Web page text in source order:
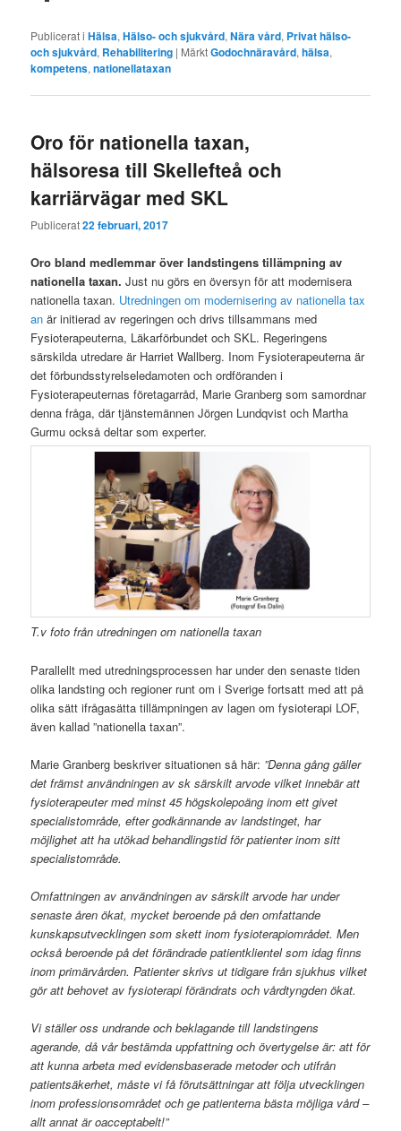
Publicerat i Hälsa,Hälso- och sjukvård,Nära vård, Privat hälso-
och sjukvård, Rehabilitering | MärktGodochnäravård,hälsa,
kompetens,nationellataxan
Oro för nationella taxan,
hälsoresa till Skellefteå och
karriärvägar med SKL
Publicerat22 februari, 2017
Oro bland medlemmar över landstingens tillämpning av
nationella taxan.Just nu görs en översyn för att modernisera
nationella taxan. Utredningen om modernisering av nationella tax
an är initierad av regeringen och drivs tillsammans med
Fysioterapeuterna, Läkarförbundet och SKL. Regeringens
särskilda utredare är Harriet Wallberg. Inom Fysioterapeuterna är
det förbundsstyrelseledamoten och ordföranden i
Fysioterapeuternas företagarråd, Marie Granberg som samordnar
denna fråga, där tjänstemännen Jörgen Lundqvist och Martha
Gurmu också deltar som experter.
T.v foto från utredningen om nationella taxan
Parallellt med utredningsprocessen har under den senaste tiden
olika landsting och regioner runt om i Sverige fortsatt med att på
olika sätt ifrågasätta tillämpningen av lagen om fysioterapi LOF,
även kallad ”nationella taxan”.
Marie Granberg beskriver situationen så här: ”Denna gång gäller
det främst användningen av sk särskilt arvode vilket innebär att
fysioterapeuter med minst 45 högskolepoäng inom ett givet
specialistområde, efter godkännande av landstinget, har
möjlighet att ha utökad behandlingstid för patienter inom sitt
specialistområde.
Omfattningen av användningen av särskilt arvode har under
senaste åren ökat, mycket beroende på den omfattande
kunskapsutvecklingen som skett inom fysioterapiområdet. Men
också beroende på det förändrade patientklientel som idag finns
inom primärvården. Patienter skrivs ut tidigare från sjukhus vilket
gör att behovet av fysioterapi förändrats och vårdtyngden ökat.
Vi ställer oss undrande och beklagande till landstingens
agerande, då vår bestämda uppfattning och övertygelse är: att för
att kunna arbeta med evidensbaserade metoder och utifrån
patientsäkerhet, måste vi få förutsättningar att följa utvecklingen
inom professionsområdet och ge patienterna bästa möjliga vård –
allt annat är oacceptabelt!”